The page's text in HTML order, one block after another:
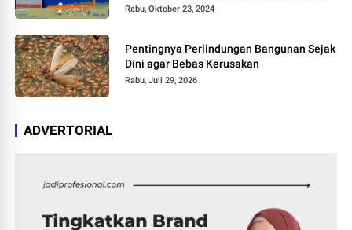
Jasa
Rabu, Oktober 23, 2024
Pentingnya Perlindungan Bangunan Sejak
Dini agar Bebas Kerusakan
Rabu, Juli 29, 2026
ADVERTORIAL